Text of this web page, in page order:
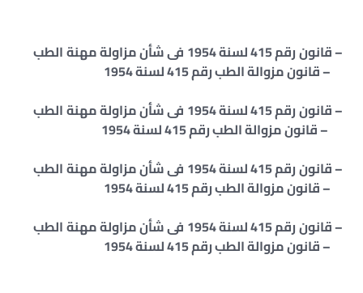
– قانون رقم 415 لسنة 1954 فى شأن مزاولة مهنة الطب
– قانون مزوالة الطب رقم 415 لسنة 1954
– قانون رقم 415 لسنة 1954 فى شأن مزاولة مهنة الطب
– قانون مزوالة الطب رقم 415 لسنة 1954
– قانون رقم 415 لسنة 1954 فى شأن مزاولة مهنة الطب
– قانون مزوالة الطب رقم 415 لسنة 1954
– قانون رقم 415 لسنة 1954 فى شأن مزاولة مهنة الطب
– قانون مزوالة الطب رقم 415 لسنة 1954